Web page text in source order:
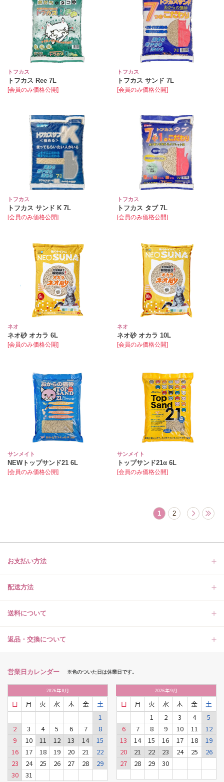
トフカス
トフカス Ree 7L
[会員のみ価格公開]
トフカス
トフカス サンド 7L
[会員のみ価格公開]
トフカス
トフカス サンド K 7L
[会員のみ価格公開]
トフカス
トフカス タブ 7L
[会員のみ価格公開]
ネオ
ネオ砂 オカラ 6L
[会員のみ価格公開]
ネオ
ネオ砂 オカラ 10L
[会員のみ価格公開]
サンメイト
NEWトップサンド21 6L
[会員のみ価格公開]
サンメイト
トップサンド21α 6L
[会員のみ価格公開]
1 2
お支払い方法
配送方法
送料について
返品・交換について
営業日カレンダー ※色のついた日は休業日です。
2026年8月
日 月 火 水 木 金
土
1
2
3 4 5 6 7
8
9
10 11 12 13 14
15
16
17 18 19 20 21
22
23
24 25 26 27 28
29
30
31
2026年9月
日 月 火 水 木 金
土
1
2 3 4
5
6
7 8 9 10 11
12
13
14 15 16 17 18
19
20
21 22 23 24 25
26
27
28 29 30